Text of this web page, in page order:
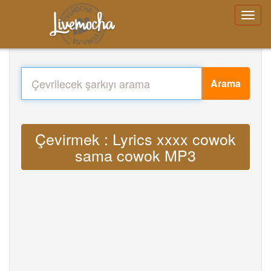
Arama
Çevirmek : Lyrics xxxx cowok
sama cowok MP3